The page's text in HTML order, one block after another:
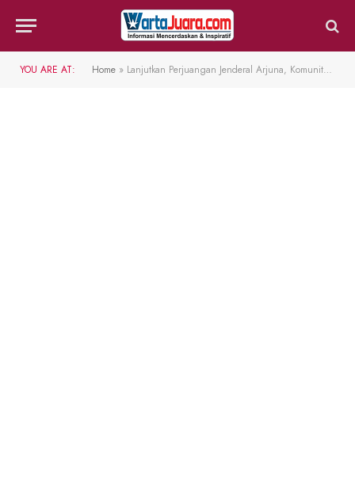
YOU ARE AT: Home » Lanjutkan Perjuangan Jenderal Arjuna, Komunitas Arjuna Bike Berbagi untuk Sesama